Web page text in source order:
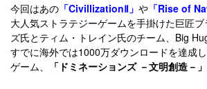
今回はあの 「CivillizationⅡ」 や 「Rise of
大人気ストラテジーゲームを手掛けた巨匠
ズ氏とティム・トレイン氏のチーム、Big
すでに海外では1000万ダウンロードを達成
ゲーム、
「ドミネーションズ －文明創造－」